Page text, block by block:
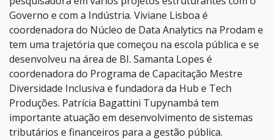
Governo e com a Indústria. Viviane Lisboa é
coordenadora do Núcleo de Data Analytics na Prodam e
tem uma trajetória que começou na escola pública e se
desenvolveu na área de BI. Samanta Lopes é
coordenadora do Programa de Capacitação Mestre
Diversidade Inclusiva e fundadora da Hub e Tech
Produções. Patrícia Bagattini Tupynambá tem
importante atuação em desenvolvimento de sistemas
tributários e financeiros para a gestão pública.